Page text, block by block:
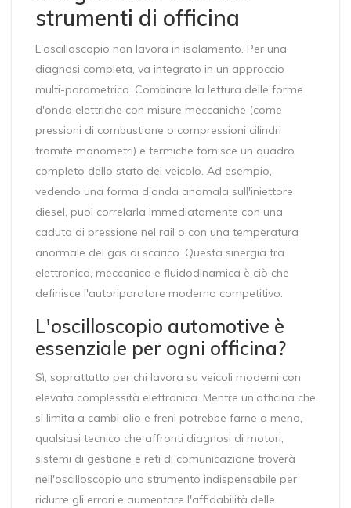
strumenti di officina
L'oscilloscopio non lavora in isolamento. Per una
diagnosi completa, va integrato in un approccio
multi-parametrico. Combinare la lettura delle forme
d'onda elettriche con misure meccaniche (come
pressioni di combustione o compressioni cilindri
tramite manometri) e termiche fornisce un quadro
completo dello stato del veicolo. Ad esempio,
vedendo una forma d'onda anomala sull'iniettore
diesel, puoi correlarla immediatamente con una
caduta di pressione nel rail o con una temperatura
anormale del gas di scarico. Questa sinergia tra
elettronica, meccanica e fluidodinamica è ciò che
definisce l'autoriparatore moderno competitivo.
L'oscilloscopio automotive è
essenziale per ogni officina?
Sì, soprattutto per chi lavora su veicoli moderni con
elevata complessità elettronica. Mentre un'officina che
si limita a cambi olio e freni potrebbe farne a meno,
qualsiasi tecnico che affronti diagnosi di motori,
sistemi di gestione e reti di comunicazione troverà
nell'oscilloscopio uno strumento indispensabile per
ridurre gli errori e aumentare l'affidabilità delle